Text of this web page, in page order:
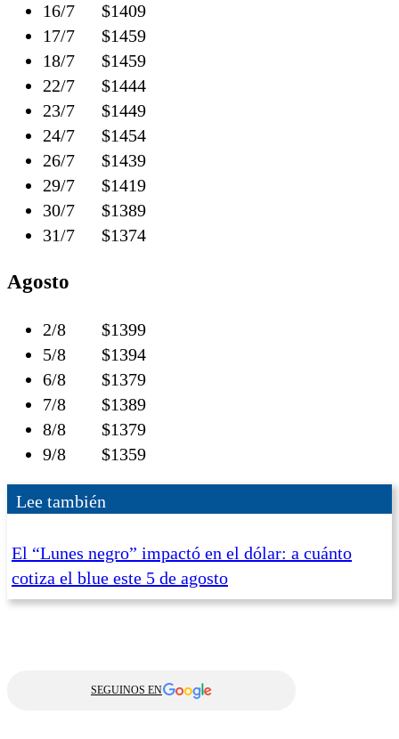
16/7 $1409
17/7 $1459
18/7 $1459
22/7 $1444
23/7 $1449
24/7 $1454
26/7 $1439
29/7 $1419
30/7 $1389
31/7 $1374
Agosto
2/8 $1399
5/8 $1394
6/8 $1379
7/8 $1389
8/8 $1379
9/8 $1359
Lee también
El “Lunes negro” impactó en el dólar: a cuánto
cotiza el blue este 5 de agosto
SEGUINOS EN